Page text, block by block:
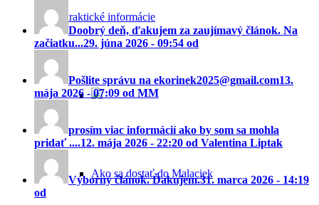
Praktické informácie
Ako sa dostať do Malaciek
Doobrý deň, ďakujem za zaujímavý článok. Na
začiatku...29. júna 2026 - 09:54 od
Pošlite správu na ekorinek2025@gmail.com13.
mája 2026 - 07:09 od MM
prosím viac informácií ako by som sa mohla
pridať ....12. mája 2026 - 22:20 od Valentina Liptak
Výborný článok. Ďakujem.31. marca 2026 - 14:19
od